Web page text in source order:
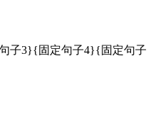
子3}{固定句子4}{固定句子